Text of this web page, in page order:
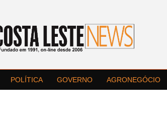
POLÍTICA GOVERNO AGRONEGÓCIO